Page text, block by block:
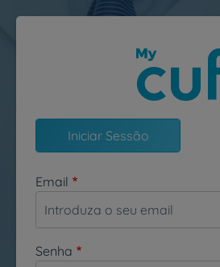
Passar para o conteúdo principal
Iniciar Sessão
Email
Senha